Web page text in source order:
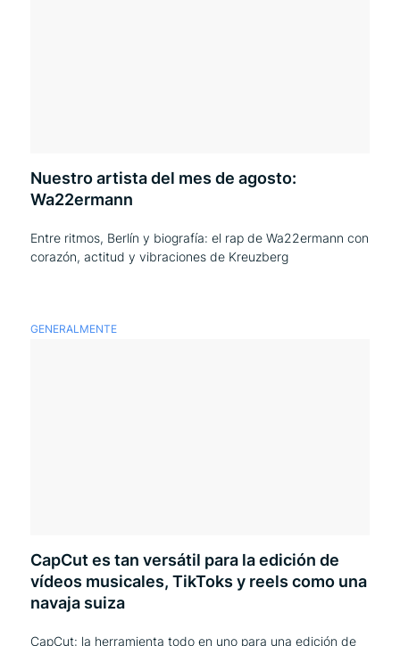
Nuestro artista del mes de agosto:
Wa22ermann
Entre ritmos, Berlín y biografía: el rap de Wa22ermann con
corazón, actitud y vibraciones de Kreuzberg
GENERALMENTE
CapCut es tan versátil para la edición de
vídeos musicales, TikToks y reels como una
navaja suiza
CapCut: la herramienta todo en uno para una edición de